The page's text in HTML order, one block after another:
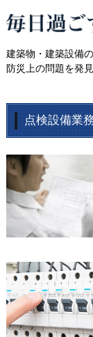
建築物・建築設備
防災上の問題を発
点検設備業